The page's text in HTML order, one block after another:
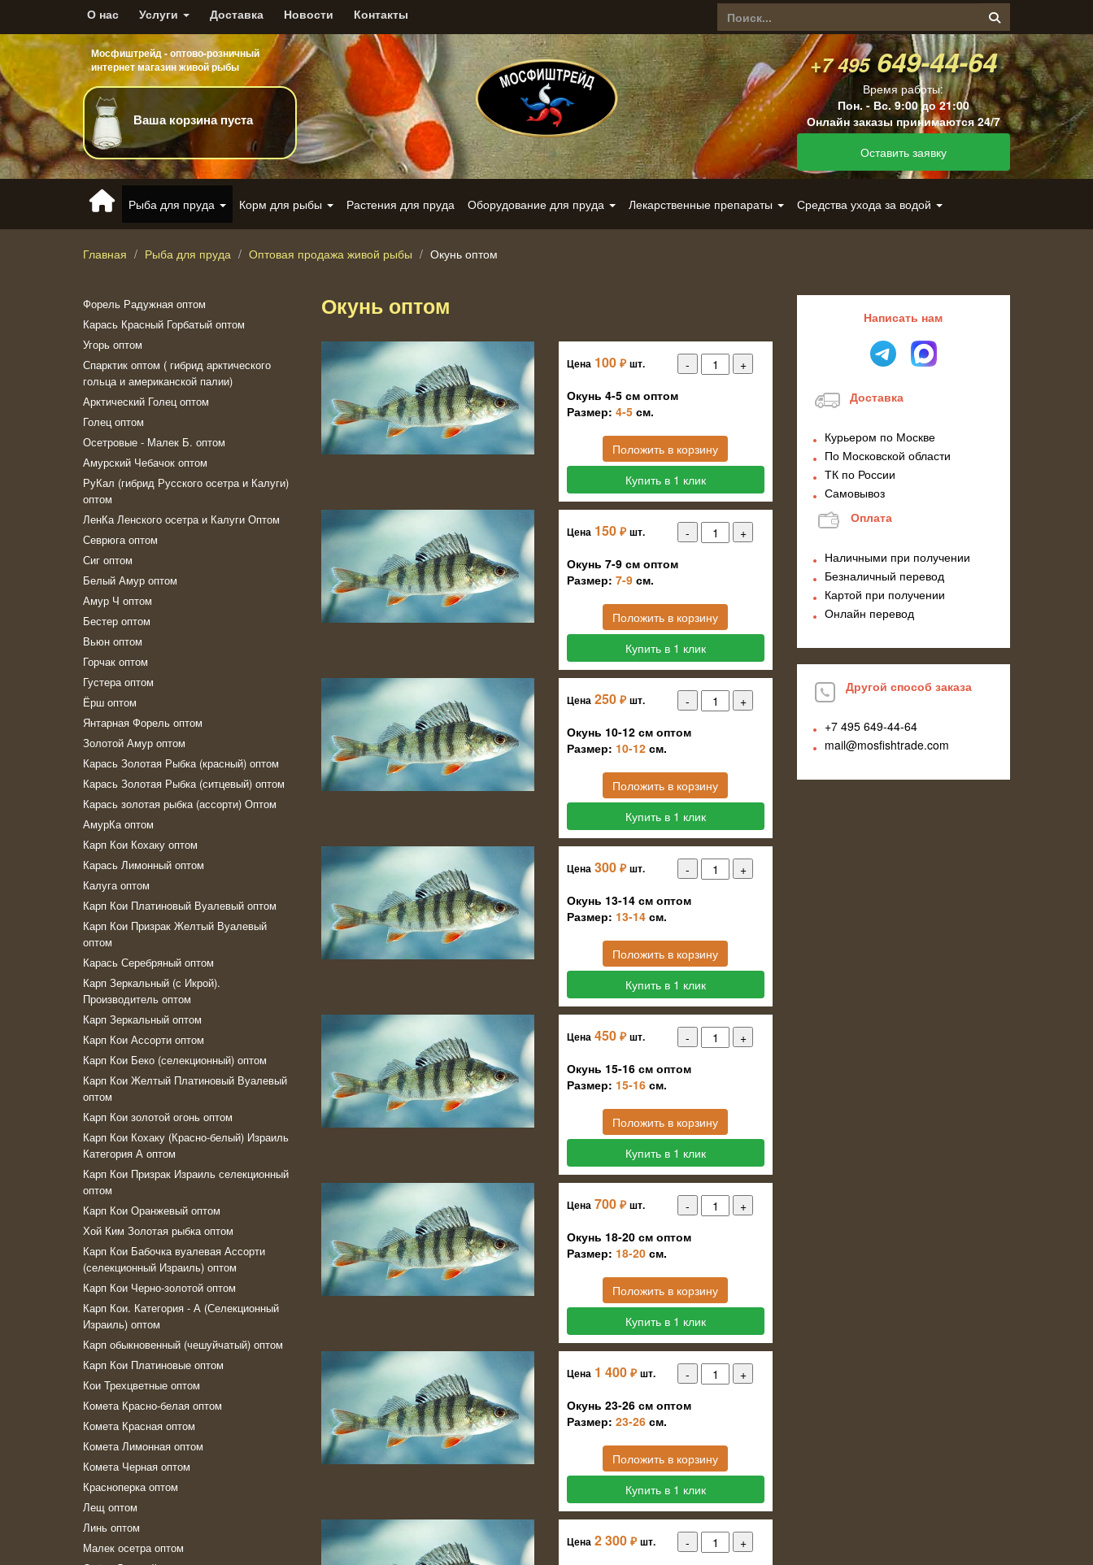
О нас Услуги Доставка Новости Контакты
Мосфиштрейд - оптово-розничный
интернет магазин живой рыбы
Ваша корзина пуста
+7 495649-44-64
Время работы:
Пон. - Вс. 9:00 до 21:00
Онлайн заказы принимаются 24/7
Оставить заявку
Рыба для пруда Корм для рыбы Растения для пруда Оборудование для пруда Лекарственные препараты Средства ухода за водой
Главная Рыба для пруда Оптовая продажа живой рыбы Окунь оптом
Форель Радужная оптом
Карась Красный Горбатый оптом
Угорь оптом
Спарктик оптом ( гибрид арктического
гольца и американской палии)
Арктический Голец оптом
Голец оптом
Осетровые - Малек Б. оптом
Амурский Чебачок оптом
РуКал (гибрид Русского осетра и Калуги)
оптом
ЛенКа Ленского осетра и Калуги Оптом
Севрюга оптом
Сиг оптом
Белый Амур оптом
Амур Ч оптом
Бестер оптом
Вьюн оптом
Горчак оптом
Густера оптом
Ёрш оптом
Янтарная Форель оптом
Золотой Амур оптом
Карась Золотая Рыбка (красный) оптом
Карась Золотая Рыбка (ситцевый) оптом
Карась золотая рыбка (ассорти) Оптом
АмурКа оптом
Карп Кои Кохаку оптом
Карась Лимонный оптом
Калуга оптом
Карп Кои Платиновый Вуалевый оптом
Карп Кои Призрак Желтый Вуалевый
оптом
Карась Серебряный оптом
Карп Зеркальный (с Икрой).
Производитель оптом
Карп Зеркальный оптом
Карп Кои Ассорти оптом
Карп Кои Беко (селекционный) оптом
Карп Кои Желтый Платиновый Вуалевый
оптом
Карп Кои золотой огонь оптом
Карп Кои Кохаку (Красно-белый) Израиль
Категория А оптом
Карп Кои Призрак Израиль селекционный
оптом
Карп Кои Оранжевый оптом
Хой Ким Золотая рыбка оптом
Карп Кои Бабочка вуалевая Ассорти
(селекционный Израиль) оптом
Карп Кои Черно-золотой оптом
Карп Кои. Категория - А (Селекционный
Израиль) оптом
Карп обыкновенный (чешуйчатый) оптом
Карп Кои Платиновые оптом
Кои Трехцветные оптом
Комeта Красно-белая оптом
Комета Красная оптом
Комета Лимонная оптом
Комета Черная оптом
Красноперка оптом
Лещ оптом
Линь оптом
Малек осетра оптом
Окунь оптом
Цена 100 ₽ шт.
Окунь 4-5 см оптом
Размер: 4-5 см.
Положить в корзину
Купить в 1 клик
Цена 150 ₽ шт.
Окунь 7-9 см оптом
Размер: 7-9 см.
Положить в корзину
Купить в 1 клик
Цена 250 ₽ шт.
Окунь 10-12 см оптом
Размер: 10-12 см.
Положить в корзину
Купить в 1 клик
Цена 300 ₽ шт.
Окунь 13-14 см оптом
Размер: 13-14 см.
Положить в корзину
Купить в 1 клик
Цена 450 ₽ шт.
Окунь 15-16 см оптом
Размер: 15-16 см.
Положить в корзину
Купить в 1 клик
Цена 700 ₽ шт.
Окунь 18-20 см оптом
Размер: 18-20 см.
Положить в корзину
Купить в 1 клик
Цена 1 400 ₽ шт.
Окунь 23-26 см оптом
Размер: 23-26 см.
Положить в корзину
Купить в 1 клик
Цена 2 300 ₽ шт.
Написать нам
Доставка
Курьером по Москве
По Московской области
ТК по России
Самовывоз
Оплата
Наличными при получении
Безналичный перевод
Картой при получении
Онлайн перевод
Другой способ заказа
+7 495649-44-64
mail@mosfishtrade.com